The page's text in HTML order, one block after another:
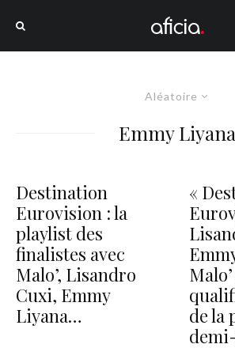
Aléatoire
Emmy Liyana
Destination
Eurovision : la
playlist des
finalistes avec
Malo’, Lisandro
Cuxi, Emmy
Liyana…
«
de la